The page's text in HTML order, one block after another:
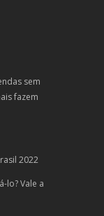
sem
fazem
2022
lo? Vale a